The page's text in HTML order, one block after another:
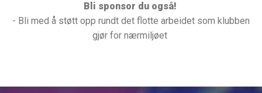
Bli sponsor du også!
- Bli med å støtt opp rundt det flotte arbeidet som klubben
gjør for nærmiljøet